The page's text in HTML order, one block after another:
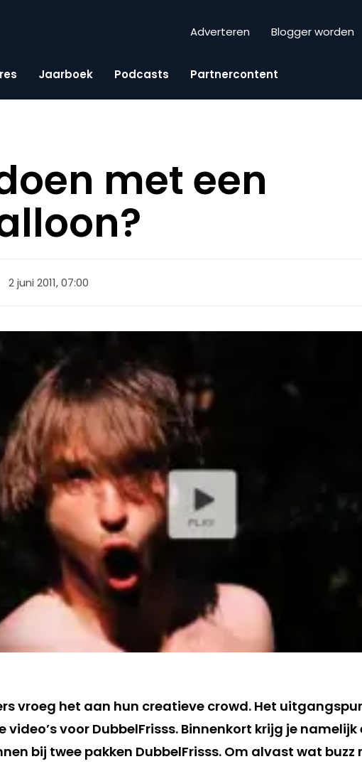
Adverteren Blogger worden
Jaarboek Podcasts Partnercontent
met een
2 juni 2011, 07:00
vroeg het aan hun creatieve crowd. Het
video’s voor DubbelFrisss. Binnenkort krijg je namelijk
bij twee pakken DubbelFrisss. Om alvast wat buzz